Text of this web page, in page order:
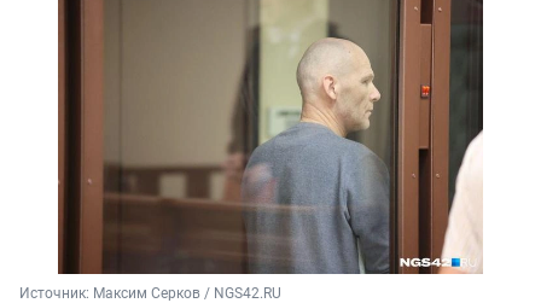
Источник: Максим Серков / NGS42.RU